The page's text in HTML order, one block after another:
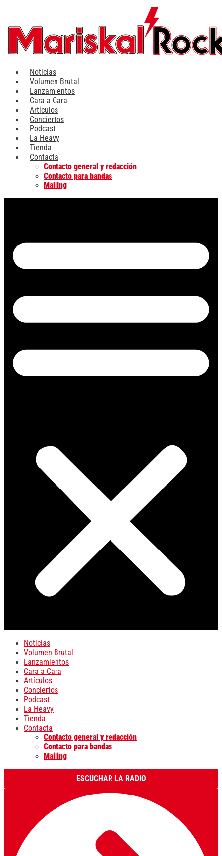
contenido
Noticias
Volumen Brutal
Lanzamientos
Cara a Cara
Artículos
Conciertos
Podcast
La Heavy
Tienda
Contacta
Contacto general y redacción
Contacto para bandas
Mailing
Noticias
Volumen Brutal
Lanzamientos
Cara a Cara
Artículos
Conciertos
Podcast
La Heavy
Tienda
Contacta
Contacto general y redacción
Contacto para bandas
Mailing
ESCUCHAR LA RADIO